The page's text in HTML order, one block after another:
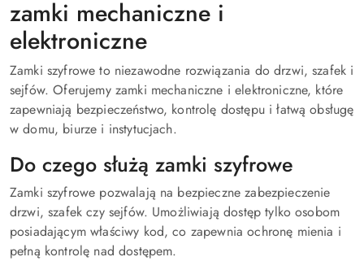
zamki mechaniczne i
elektroniczne
Zamki szyfrowe to niezawodne rozwiązania do drzwi, szafek i
sejfów. Oferujemy zamki mechaniczne i elektroniczne, które
zapewniają bezpieczeństwo, kontrolę dostępu i łatwą obsługę
w domu, biurze i instytucjach.
Do czego służą zamki szyfrowe
Zamki szyfrowe pozwalają na bezpieczne zabezpieczenie
drzwi, szafek czy sejfów. Umożliwiają dostęp tylko osobom
posiadającym właściwy kod, co zapewnia ochronę mienia i
pełną kontrolę nad dostępem.